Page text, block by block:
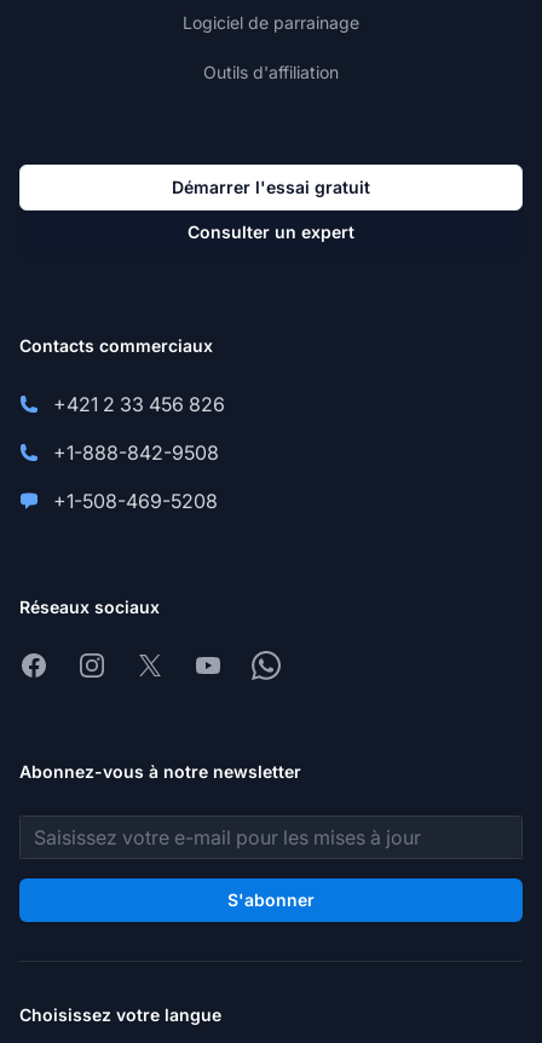
Logiciel de parrainage
Outils d'affiliation
Démarrer l'essai gratuit
Consulter un expert
Contacts commerciaux
+421 2 33 456 826
+1-888-842-9508
+1-508-469-5208
Réseaux sociaux
FacebookInstagram
X YoutubeWhatsapp
Abonnez-vous à notre newsletter
Adresse e-mail
S'abonner
Choisissez votre langue